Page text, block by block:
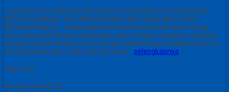
Jual Meja Tamu Marmer Minimalis, Harga Meja Tamu Minimalis
Murah Jual Meja Tamu Marmer Minimalis, Harga Meja Tamu
Minimalis Murah – Kadang jika kita membeli sebuah kursi ruang
tamu atau sofa kita kurang begitu suka dengan mejanya. Tapi kita
sangat tertarik dengan kursinya tapi tidak dengan mejanya karena
kurang bagus atau suatu hal. Dan mau… selengkapnya
Share This :
Harga Hubungi CS